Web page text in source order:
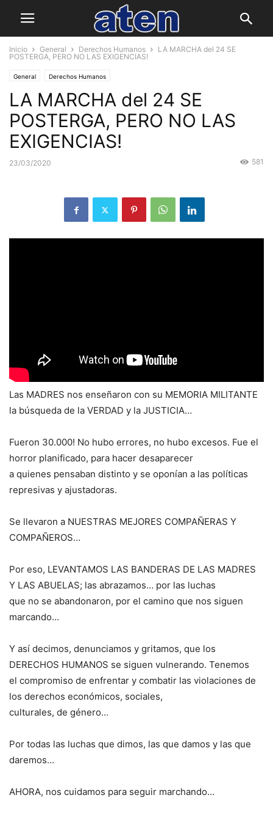
Inicio General Derechos Humanos
LA MARCHA del 24 SE
POSTERGA, PERO NO LAS EXIGENCIAS!
General Derechos Humanos
LA MARCHA del 24 SE
POSTERGA, PERO NO LAS
EXIGENCIAS!
23/03/2020 581
Las MADRES nos enseñaron con su MEMORIA MILITANTE
la búsqueda de la VERDAD y la JUSTICIA…
Fueron 30.000! No hubo errores, no hubo excesos. Fue el
horror planificado, para hacer desaparecer
a quienes pensaban distinto y se oponían a las políticas
represivas y ajustadoras.
Se llevaron a NUESTRAS MEJORES COMPAÑERAS Y
COMPAÑEROS…
Por eso, LEVANTAMOS LAS BANDERAS DE LAS MADRES
Y LAS ABUELAS; las abrazamos… por las luchas
que no se abandonaron, por el camino que nos siguen
marcando…
Y así decimos, denunciamos y gritamos, que los
DERECHOS HUMANOS se siguen vulnerando. Tenemos
el compromiso de enfrentar y combatir las violaciones de
los derechos económicos, sociales,
culturales, de género…
Por todas las luchas que dimos, las que damos y las que
daremos…
AHORA, nos cuidamos para seguir marchando…